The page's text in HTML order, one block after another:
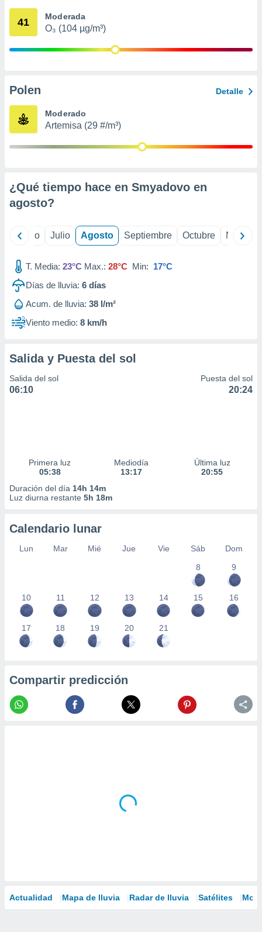
mediante
publicidad
de
41 Moderada
O₃ (104 µg/m³)
Polen Detalle
Moderado
Artemisa (29 #/m³)
¿Qué tiempo hace en Smyadovo en
agosto?
Junio Julio Agosto Septiembre Octubre
T. Media: 23°C Max.: 28°C Min: 17°C
Días de lluvia: 6 días
Acum. de lluvia: 38 l/m²
Viento medio: 8 km/h
Salida y Puesta del sol
Salida del sol
06:10
Puesta del sol
20:24
Primera luz
05:38
Mediodía
13:17
Última luz
20:55
Duración del día 14h 14m
Luz diurna restante 5h 18m
Calendario lunar
Lun Mar Mié Jue Vie Sáb
Dom
8
9
10 11 12 13 14 15 16
17 18 19 20 21
Compartir predicción
Actualidad Mapa de lluvia Radar de lluvia Satélites